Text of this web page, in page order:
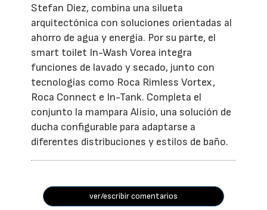
Stefan Diez, combina una silueta
arquitectónica con soluciones orientadas al
ahorro de agua y energía. Por su parte, el
smart toilet In-Wash Vorea integra
funciones de lavado y secado, junto con
tecnologías como Roca Rimless Vortex,
Roca Connect e In-Tank. Completa el
conjunto la mampara Alisio, una solución de
ducha configurable para adaptarse a
diferentes distribuciones y estilos de baño.
ver/escribir comentarios